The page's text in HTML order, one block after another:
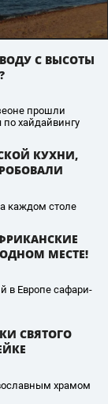
С ВЫСОТЫ
прошли
хайдайвингу
КУХНИ,
каждом столе
МЕСТЕ!
в Европе сафари-
СВЯТОГО
храмом